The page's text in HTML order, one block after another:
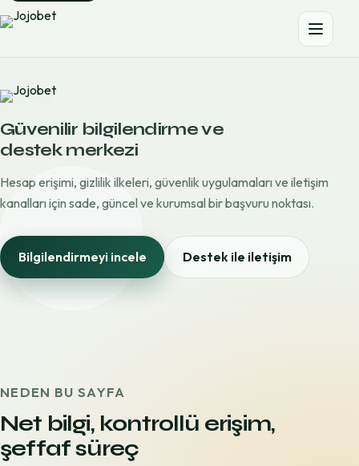
Güvenilir bilgilendirme ve
destek merkezi
Hesap erişimi, gizlilik ilkeleri, güvenlik uygulamaları ve iletişim
kanalları için sade, güncel ve kurumsal bir başvuru noktası.
Bilgilendirmeyi incele Destek ile iletişim
NEDEN BU SAYFA
Net bilgi, kontrollü erişim,
şeffaf süreç